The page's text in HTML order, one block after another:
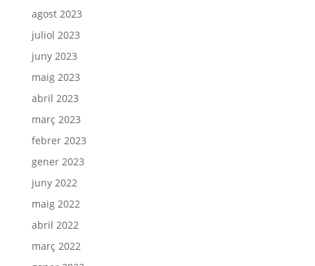
agost 2023
juliol 2023
juny 2023
maig 2023
abril 2023
març 2023
febrer 2023
gener 2023
juny 2022
maig 2022
abril 2022
març 2022